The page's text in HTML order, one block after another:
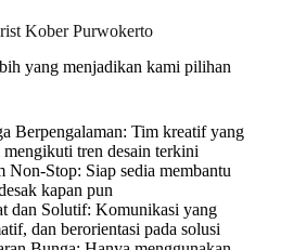
Kober Purwokerto
yang menjadikan kami pilihan
Berpengalaman: Tim kreatif yang
mengikuti tren desain terkini
Non-Stop: Siap sedia membantu
kapan pun
dan Solutif: Komunikasi yang
dan berorientasi pada solusi